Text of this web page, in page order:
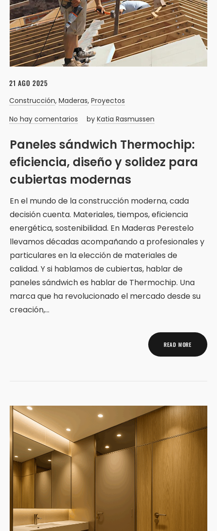
21 AGO 2025
Construcción, Maderas, Proyectos
No hay comentarios
by Katia Rasmussen
Paneles sándwich Thermochip:
eficiencia, diseño y solidez para
cubiertas modernas
En el mundo de la construcción moderna, cada
decisión cuenta. Materiales, tiempos, eficiencia
energética, sostenibilidad. En Maderas Perestelo
llevamos décadas acompañando a profesionales y
particulares en la elección de materiales de
calidad. Y si hablamos de cubiertas, hablar de
paneles sándwich es hablar de Thermochip. Una
marca que ha revolucionado el mercado desde su
creación,…
READ MORE